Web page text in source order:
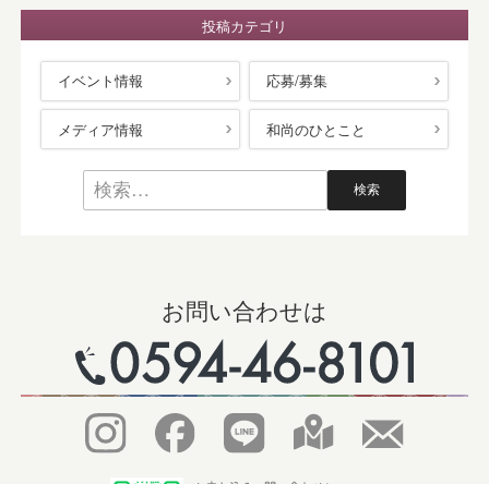
投稿カテゴリ
イベント情報 応募/募集
メディア情報 和尚のひとこと
お問い合わせは